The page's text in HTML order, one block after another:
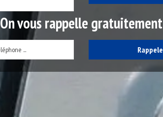
On vous rappelle gratuitement